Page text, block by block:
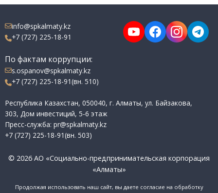
info@spkalmaty.kz
+7 (727) 225-18-91
По фактам коррупции:
s.ospanov@spkalmaty.kz
+7 (727) 225-18-91(вн. 510)
Республика Казахстан, 050040, г. Алматы, ул. Байзакова,
303, Дом инвестиций, 5-6 этаж
Пресс-служба: pr@spkalmaty.kz
+7 (727) 225-18-91(вн. 503)
© 2026 АО «Социально-предпринимательская корпорация
«Алматы»
Продолжая использовать наш сайт, вы даете согласие на обработку